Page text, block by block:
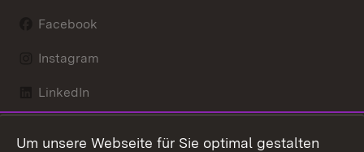
Facebook
Instagram
LinkedIn
Um unsere Webseite für Sie optimal gestalten